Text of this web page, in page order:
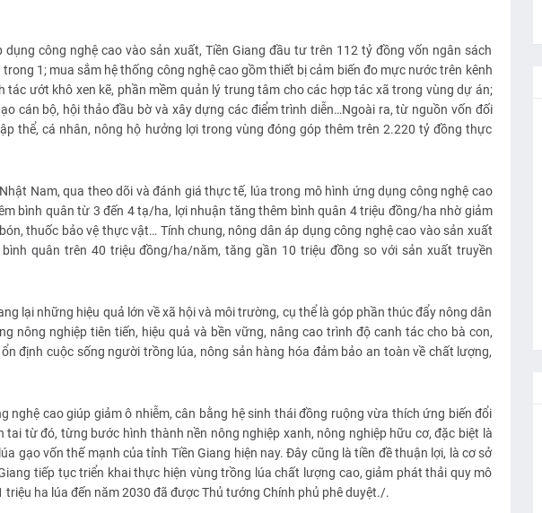
công nghệ cao vào sản xuất, Tiền Giang đầu tư trên 112 tỷ đồng vốn ngân sách
1; mua sắm hệ thống công nghệ cao gồm thiết bị cảm biến đo mực nước trên kênh
tác ướt khô xen kẽ, phần mềm quản lý trung tâm cho các hợp tác xã trong vùng dự án;
cán bộ, hội thảo đầu bờ và xây dựng các điểm trình diễn…Ngoài ra, từ nguồn vốn đối
thể, cá nhân, nông hộ hưởng lợi trong vùng đóng góp thêm trên 2.220 tỷ đồng thực
Nam, qua theo dõi và đánh giá thực tế, lúa trong mô hình ứng dụng công nghệ cao
bình quân từ 3 đến 4 tạ/ha, lợi nhuận tăng thêm bình quân 4 triệu đồng/ha nhờ giảm
thuốc bảo vệ thực vật… Tính chung, nông dân áp dụng công nghệ cao vào sản xuất
bình quân trên 40 triệu đồng/ha/năm, tăng gần 10 triệu đồng so với sản xuất truyền
lại những hiệu quả lớn về xã hội và môi trường, cụ thể là góp phần thúc đẩy nông dân
nông nghiệp tiên tiến, hiệu quả và bền vững, nâng cao trình độ canh tác cho bà con,
định cuộc sống người trồng lúa, nông sản hàng hóa đảm bảo an toàn về chất lượng,
nghệ cao giúp giảm ô nhiễm, cân bằng hệ sinh thái đồng ruộng vừa thích ứng biến đổi
tai từ đó, từng bước hình thành nền nông nghiệp xanh, nông nghiệp hữu cơ, đặc biệt là
gạo vốn thế mạnh của tỉnh Tiền Giang hiện nay. Đây cũng là tiền đề thuận lợi, là cơ sở
tiếp tục triển khai thực hiện vùng trồng lúa chất lượng cao, giảm phát thải quy mô
triệu ha lúa đến năm 2030 đã được Thủ tướng Chính phủ phê duyệt./.